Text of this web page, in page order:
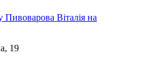
Віталія на
19